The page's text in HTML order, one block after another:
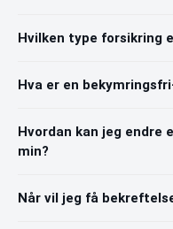
Hvilken type forsikring
Hva er en
Hvordan kan jeg endre
min?
Når vil jeg få